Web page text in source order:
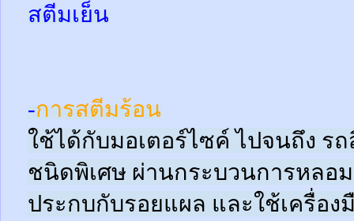
สตีมเย็น
-การสตีมร้อน
ใช้ได้กับมอเตอร์ไซค์ ไปจนถึง ร
ชนิดพิเศษ ผ่านกระบวนการหลอ
ประกบกับรอยแผล และใช้เครื่อง